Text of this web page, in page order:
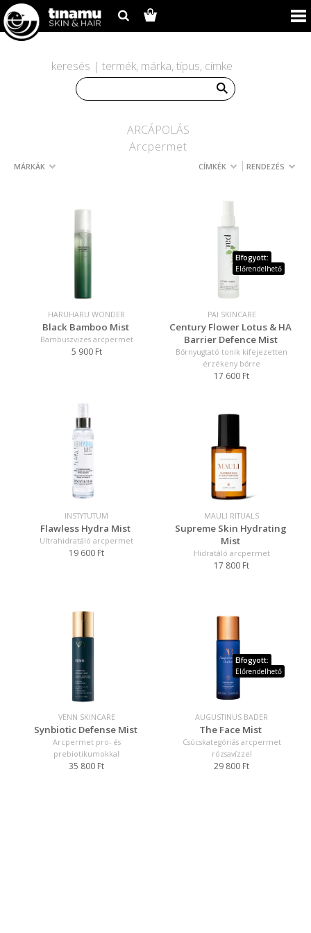
keresés | termék, márka, típus, címke
MÁRKÁK
ARCÁPOLÁS
Arcpermet
RENDEZÉS
CÍMKÉK
HARUHARU WONDER
Black Bamboo Mist
Bambuszvizes arcpermet
5 900 Ft
Elfogyott:
Előrendelhető
PAI SKINCARE
Century Flower Lotus & HA
Barrier Defence Mist
Bőrnyugtató tonik kifejezetten
érzékeny bőrre
17 600 Ft
INSTYTUTUM
Flawless Hydra Mist
Ultrahidratáló arcpermet
19 600 Ft
MAULI RITUALS
Supreme Skin Hydrating
Mist
Hidratáló arcpermet
17 800 Ft
VENN SKINCARE
Synbiotic Defense Mist
Arcpermet pro- és
prebiotikumokkal
35 800 Ft
Elfogyott:
Előrendelhető
AUGUSTINUS BADER
The Face Mist
Csúcskategóriás arcpermet
rózsavízzel
29 800 Ft